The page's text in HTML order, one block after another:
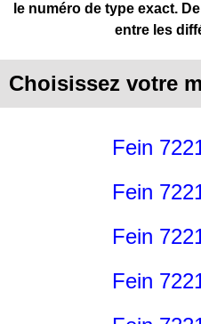
le numéro de type exact.
entre les
Choisissez votre
Fein
Fein
Fein
Fein